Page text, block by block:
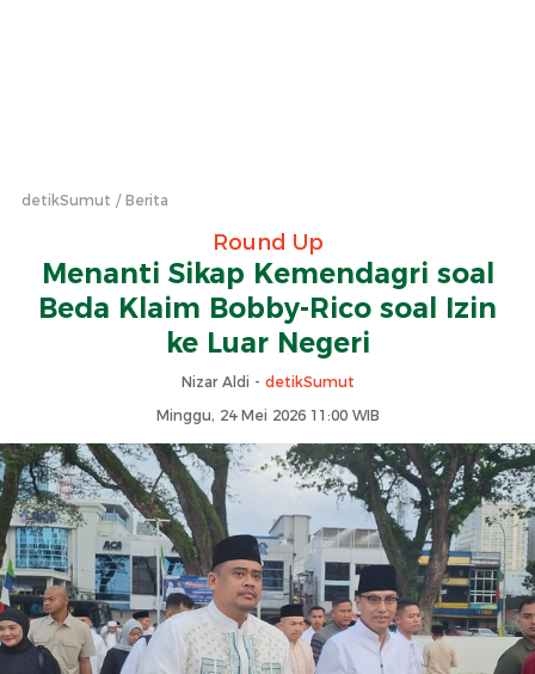
detikSumut Berita
Round Up
Menanti Sikap Kemendagri soal
Beda Klaim Bobby-Rico soal Izin
ke Luar Negeri
Nizar Aldi - detikSumut
Minggu, 24 Mei 2026 11:00 WIB